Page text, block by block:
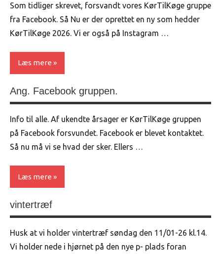
Som tidliger skrevet, forsvandt vores KørTilKøge gruppe
fra Facebook. Så Nu er der oprettet en ny som hedder
KørTilKøge 2026. Vi er også på Instagram …
Læs mere
Uncategorized
Ang. Facebook gruppen.
Info til alle. Af ukendte årsager er KørTilKøge gruppen
på Facebook forsvundet. Facebook er blevet kontaktet.
Så nu må vi se hvad der sker. Ellers …
Læs mere
Uncategorized
vintertræf
Husk at vi holder vintertræf søndag den 11/01-26 kl.14.
Vi holder nede i hjørnet på den nye p- plads foran